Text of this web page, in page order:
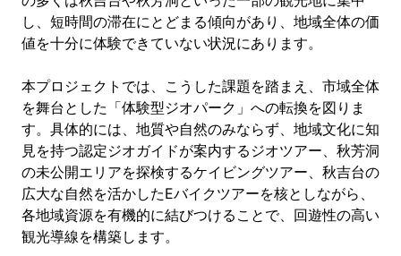
し、短時間の滞在にとどまる傾向があり、地域全体の価
値を十分に体験できていない状況にあります。
本プロジェクトでは、こうした課題を踏まえ、市域全体
を舞台とした「体験型ジオパーク」への転換を図りま
す。具体的には、地質や自然のみならず、地域文化に知
見を持つ認定ジオガイドが案内するジオツアー、秋芳洞
の未公開エリアを探検するケイビングツアー、秋吉台の
広大な自然を活かしたEバイクツアーを核としながら、
各地域資源を有機的に結びつけることで、回遊性の高い
観光導線を構築します。